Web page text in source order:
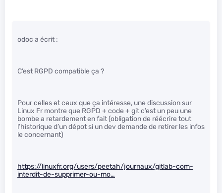
odoc a écrit :
C’est RGPD compatible ça ?
Pour celles et ceux que ça intéresse, une discussion sur
Linux Fr montre que RGPD + code + git c’est un peu une
bombe a retardement en fait (obligation de réécrire tout
l’historique d’un dépot si un dev demande de retirer les infos
le concernant)
https://linuxfr.org/users/peetah/journaux/gitlab-com-
interdit-de-supprimer-ou-mo…